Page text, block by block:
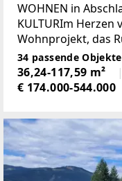
WOHNEN in
KULTURIm
Wohnprojekt, das
auf besondere
nicht nur
ein einzigartiges
34 passende Objekte
36,24-117,59 m²
€ 174.000-544.000